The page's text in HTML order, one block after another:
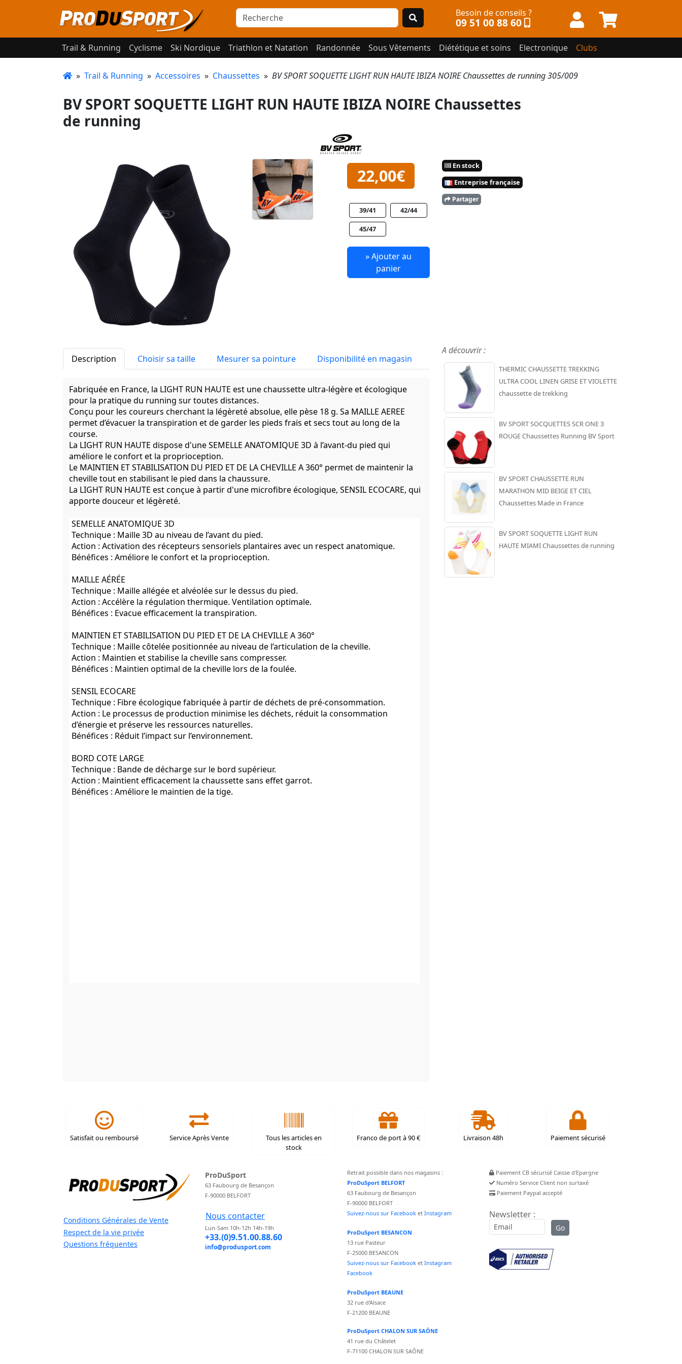
Besoin de conseils ?
09 51 00 88 60
Trail & Running Cyclisme Ski Nordique Triathlon et Natation Randonnée Sous Vêtements Diététique et soins Electronique Clubs
» Trail & Running » Accessoires » Chaussettes » BV SPORT SOQUETTE LIGHT RUN HAUTE IBIZA NOIRE Chaussettes de running 305/009
BV SPORT SOQUETTE LIGHT RUN HAUTE IBIZA NOIRE Chaussettes
de running
22,00€
39/41 42/44
45/47
» Ajouter au
panier
En stock
Entreprise française
Partager
Description Choisir sa taille Mesurer sa pointure Disponibilité en magasin
Fabriquée en France, la LIGHT RUN HAUTE est une chaussette ultra-légère et écologique
pour la pratique du running sur toutes distances.
Conçu pour les coureurs cherchant la légèreté absolue, elle pèse 18 g. Sa MAILLE AEREE
permet d’évacuer la transpiration et de garder les pieds frais et secs tout au long de la
course.
La LIGHT RUN HAUTE dispose d'une SEMELLE ANATOMIQUE 3D à l’avant-du pied qui
améliore le confort et la proprioception.
Le MAINTIEN ET STABILISATION DU PIED ET DE LA CHEVILLE A 360° permet de maintenir la
cheville tout en stabilisant le pied dans la chaussure.
La LIGHT RUN HAUTE est conçue à partir d'une microfibre écologique, SENSIL ECOCARE, qui
apporte douceur et légèreté.
SEMELLE ANATOMIQUE 3D
Technique : Maille 3D au niveau de l’avant du pied.
Action : Activation des récepteurs sensoriels plantaires avec un respect anatomique.
Bénéfices : Améliore le confort et la proprioception.
MAILLE AÉRÉE
Technique : Maille allégée et alvéolée sur le dessus du pied.
Action : Accélère la régulation thermique. Ventilation optimale.
Bénéfices : Evacue efficacement la transpiration.
MAINTIEN ET STABILISATION DU PIED ET DE LA CHEVILLE A 360°
Technique : Maille côtelée positionnée au niveau de l’articulation de la cheville.
Action : Maintien et stabilise la cheville sans compresser.
Bénéfices : Maintien optimal de la cheville lors de la foulée.
SENSIL ECOCARE
Technique : Fibre écologique fabriquée à partir de déchets de pré-consommation.
Action : Le processus de production minimise les déchets, réduit la consommation
d’énergie et préserve les ressources naturelles.
Bénéfices : Réduit l’impact sur l’environnement.
BORD COTE LARGE
Technique : Bande de décharge sur le bord supérieur.
Action : Maintient efficacement la chaussette sans effet garrot.
Bénéfices : Améliore le maintien de la tige.
A découvrir :
THERMIC CHAUSSETTE TREKKING
ULTRA COOL LINEN GRISE ET VIOLETTE
chaussette de trekking
BV SPORT SOCQUETTES SCR ONE 3
ROUGE Chaussettes Running BV Sport
BV SPORT CHAUSSETTE RUN
MARATHON MID BEIGE ET CIEL
Chaussettes Made in France
BV SPORT SOQUETTE LIGHT RUN
HAUTE MIAMI Chaussettes de running
Satisfait ou remboursé Service Après Vente
Tous les articles en
stock
Franco de port à 90 € Livraison 48h Paiement sécurisé
Conditions Générales de Vente
Respect de la vie privée
Questions fréquentes
ProDuSport
63 Faubourg de Besançon
F-90000 BELFORT
Nous contacter
Lun-Sam 10h-12h 14h-19h
+33.(0)9.51.00.88.60
info@produsport.com
Retrait possible dans nos magasins :
ProDuSport BELFORT
63 Faubourg de Besançon
F-90000 BELFORT
Suivez-nous sur Facebook et Instagram
ProDuSport BESANCON
13 rue Pasteur
F-25000 BESANCON
Suivez-nous sur Facebook et Instagram
Facebook
ProDuSport BEAUNE
32 rue d'Alsace
F-21200 BEAUNE
ProDuSport CHALON SUR SAÔNE
41 rue du Châtelet
F-71100 CHALON SUR SAÔNE
Paiement CB sécurisé Caisse d'Epargne
Numéro Service Client non surtaxé
Paiement Paypal accepté
Newsletter :